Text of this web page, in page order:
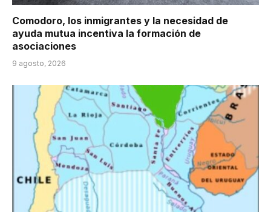
Comodoro, los inmigrantes y la necesidad de
ayuda mutua incentiva la formación de
asociaciones
9 agosto, 2026